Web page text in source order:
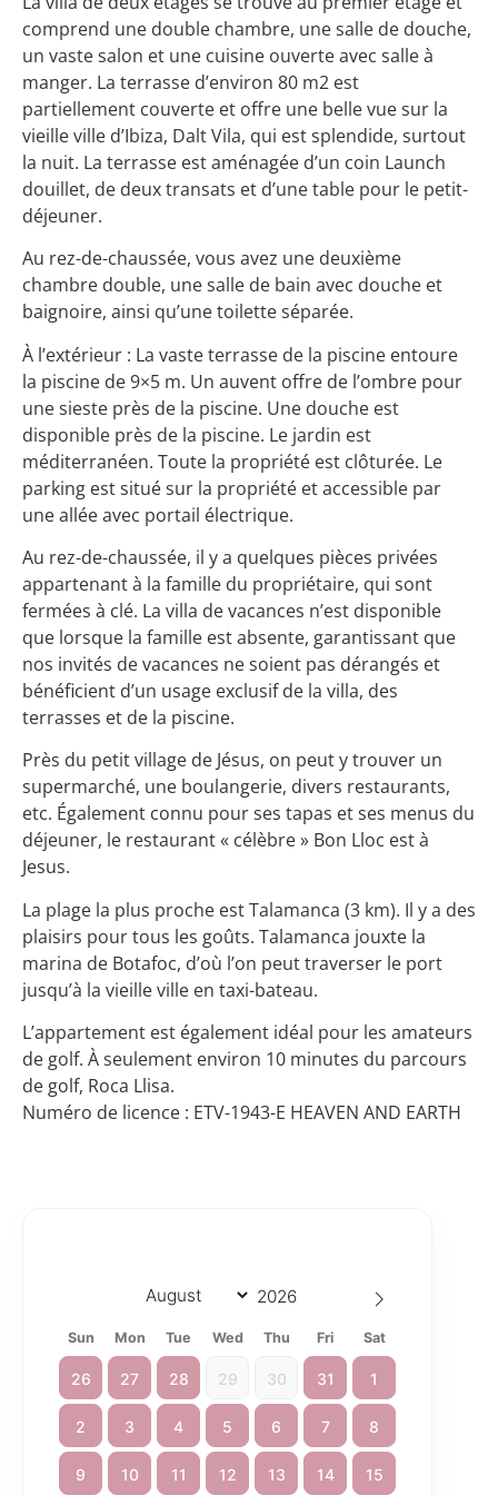
comprend une double chambre, une salle de douche,
un vaste salon et une cuisine ouverte avec salle à
manger. La terrasse d’environ 80 m2 est
partiellement couverte et offre une belle vue sur la
vieille ville d’Ibiza, Dalt Vila, qui est splendide, surtout
la nuit. La terrasse est aménagée d’un coin Launch
douillet, de deux transats et d’une table pour le petit-
déjeuner.
Au rez-de-chaussée, vous avez une deuxième
chambre double, une salle de bain avec douche et
baignoire, ainsi qu’une toilette séparée.
À l’extérieur : La vaste terrasse de la piscine entoure
la piscine de 9×5 m. Un auvent offre de l’ombre pour
une sieste près de la piscine. Une douche est
disponible près de la piscine. Le jardin est
méditerranéen. Toute la propriété est clôturée. Le
parking est situé sur la propriété et accessible par
une allée avec portail électrique.
Au rez-de-chaussée, il y a quelques pièces privées
appartenant à la famille du propriétaire, qui sont
fermées à clé. La villa de vacances n’est disponible
que lorsque la famille est absente, garantissant que
nos invités de vacances ne soient pas dérangés et
bénéficient d’un usage exclusif de la villa, des
terrasses et de la piscine.
Près du petit village de Jésus, on peut y trouver un
supermarché, une boulangerie, divers restaurants,
etc. Également connu pour ses tapas et ses menus du
déjeuner, le restaurant « célèbre » Bon Lloc est à
Jesus.
La plage la plus proche est Talamanca (3 km). Il y a des
plaisirs pour tous les goûts. Talamanca jouxte la
marina de Botafoc, d’où l’on peut traverser le port
jusqu’à la vieille ville en taxi-bateau.
L’appartement est également idéal pour les amateurs
de golf. À seulement environ 10 minutes du parcours
de golf, Roca Llisa.
Numéro de licence : ETV-1943-E HEAVEN AND EARTH
Sun Mon Tue Wed Thu Fri Sat
26 27 28 29 30 31 1
2 3 4 5 6 7 8
9 10 11 12 13 14 15